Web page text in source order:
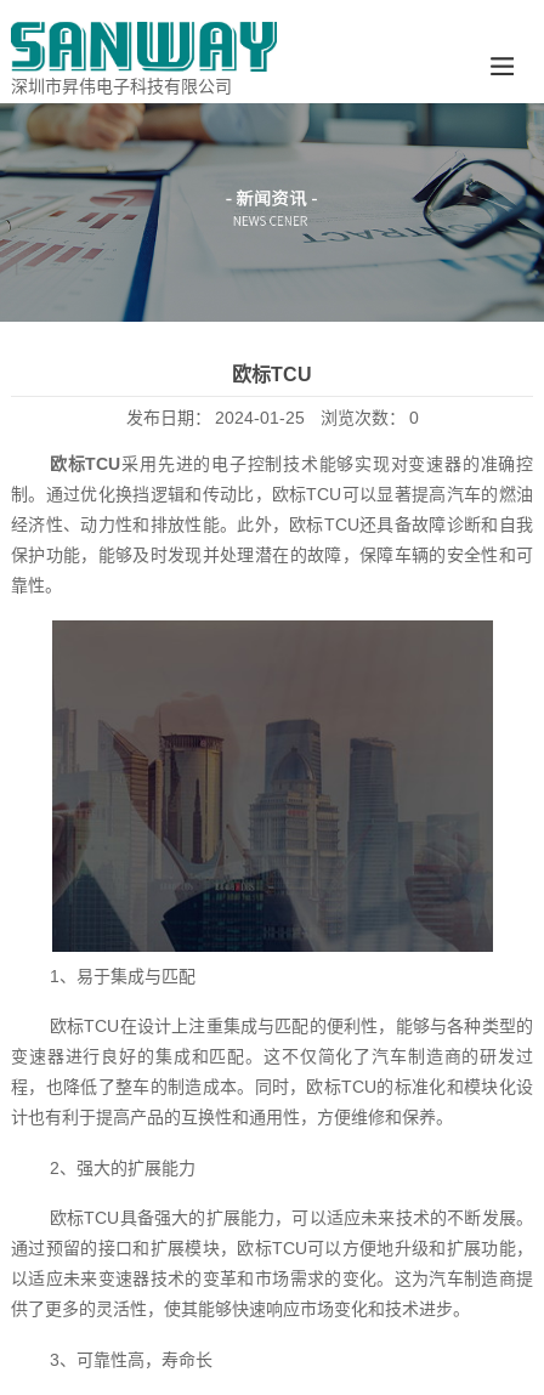
深圳市昇伟电子科技有限公司
欧标TCU
发布日期： 2024-01-25 浏览次数： 0
欧标TCU采用先进的电子控制技术能够实现对变速器的准确控
制。通过优化换挡逻辑和传动比，欧标TCU可以显著提高汽车的燃油
经济性、动力性和排放性能。此外，欧标TCU还具备故障诊断和自我
保护功能，能够及时发现并处理潜在的故障，保障车辆的安全性和可
靠性。
1、易于集成与匹配
欧标TCU在设计上注重集成与匹配的便利性，能够与各种类型的
变速器进行良好的集成和匹配。这不仅简化了汽车制造商的研发过
程，也降低了整车的制造成本。同时，欧标TCU的标准化和模块化设
计也有利于提高产品的互换性和通用性，方便维修和保养。
2、强大的扩展能力
欧标TCU具备强大的扩展能力，可以适应未来技术的不断发展。
通过预留的接口和扩展模块，欧标TCU可以方便地升级和扩展功能，
以适应未来变速器技术的变革和市场需求的变化。这为汽车制造商提
供了更多的灵活性，使其能够快速响应市场变化和技术进步。
3、可靠性高，寿命长